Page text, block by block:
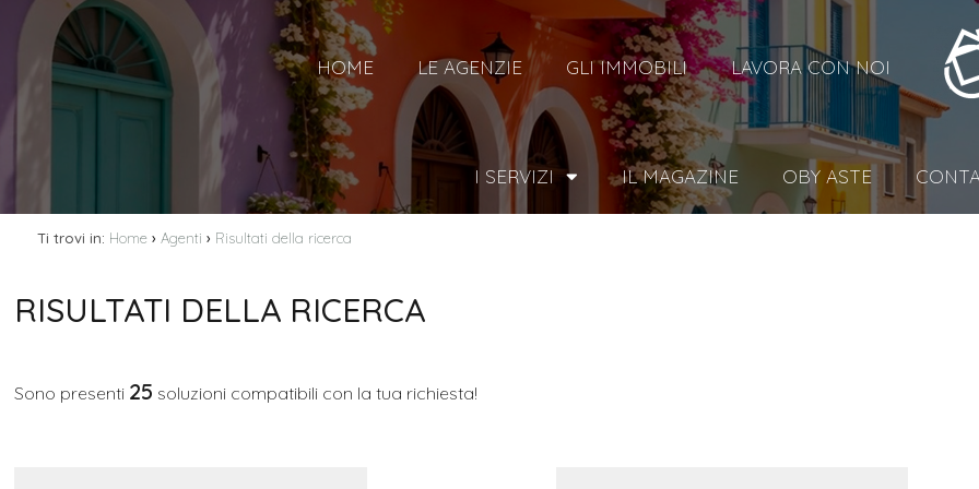
HOME LE AGENZIE GLI IMMOBILI LAVORA CON NOI
I SERVIZI IL MAGAZINE OBY ASTE
Ti trovi in: Home › Agenti › Risultati della ricerca
RISULTATI DELLA RICERCA
Sono presenti 25 soluzioni compatibili con la tua richiesta!